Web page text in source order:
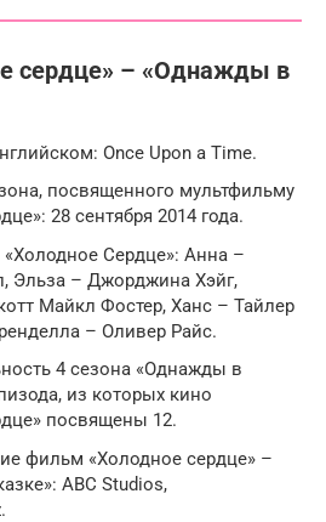
сердце» – «Однажды в
Once Upon a Time.
посвященного мультфильму
28 сентября 2014 года.
Сердце»: Анна –
Эльза – Джорджина Хэйг,
Майкл Фостер, Ханс – Тайлер
– Оливер Райс.
4 сезона «Однажды в
из которых кино
посвящены 12.
фильм «Холодное сердце» –
ABC Studios,